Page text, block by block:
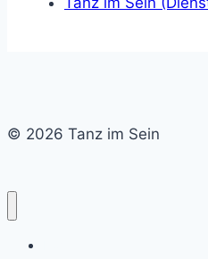
© 2026 Tanz im Sein